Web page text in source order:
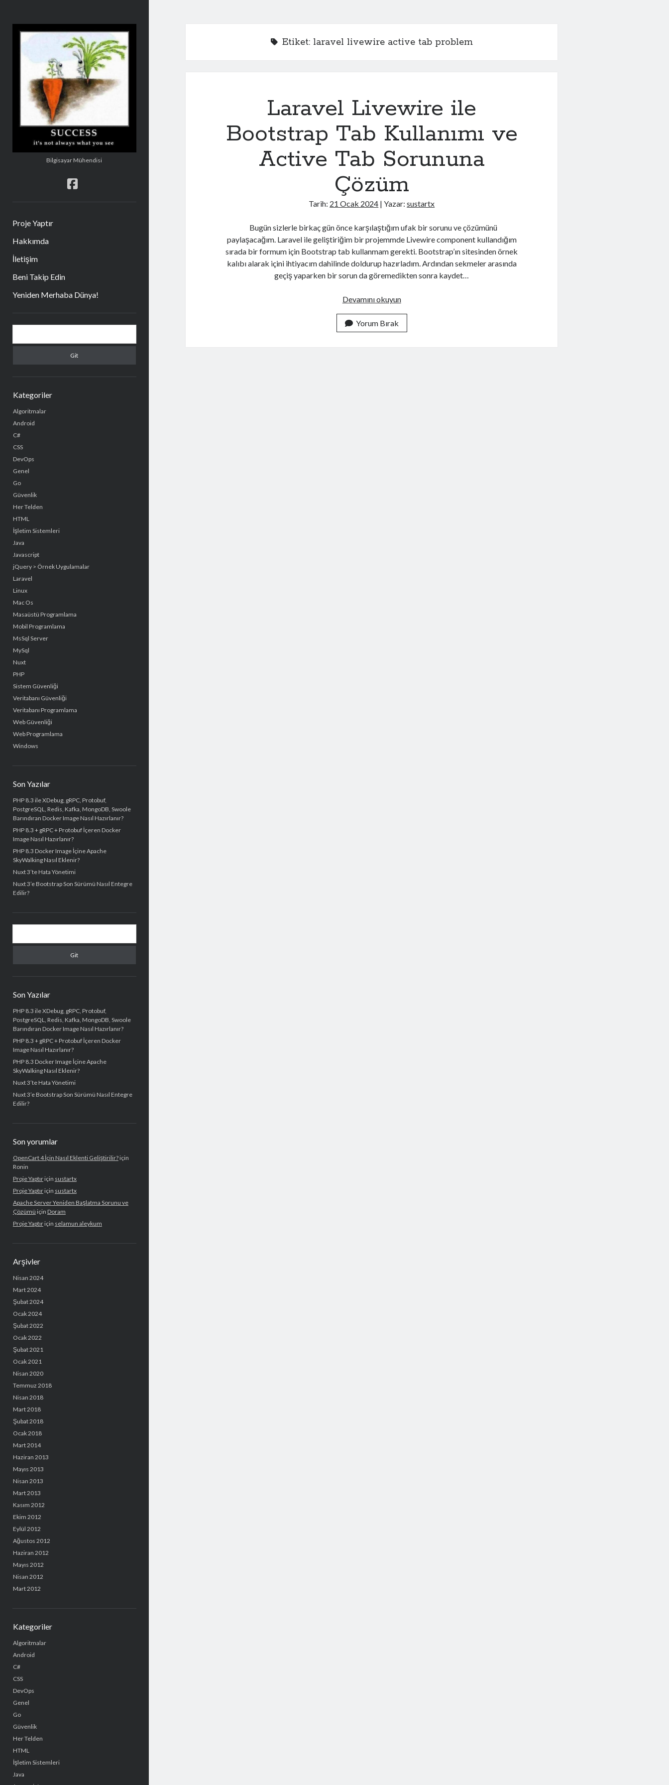
Şakir
Mehmetoğlu
Bilgisayar Mühendisi
facebook
Proje Yaptır
Hakkımda
İletişim
Beni Takip Edin
Yeniden Merhaba Dünya!
Yan
Menü
Kategoriler
Algoritmalar
Android
C#
CSS
DevOps
Genel
Go
Güvenlik
Her Telden
HTML
İşletim Sistemleri
Java
Javascript
jQuery > Örnek Uygulamalar
Laravel
Linux
Mac Os
Masaüstü Programlama
Mobil Programlama
MsSql Server
MySql
Nuxt
PHP
Sistem Güvenliği
Veritabanı Güvenliği
Veritabanı Programlama
Web Güvenliği
Web Programlama
Windows
Son Yazılar
PHP 8.3 ile XDebug, gRPC, Protobuf,
PostgreSQL, Redis, Kafka, MongoDB, Swoole
Barındıran Docker Image Nasıl Hazırlanır?
PHP 8.3 + gRPC + Protobuf İçeren Docker
Image Nasıl Hazırlanır?
PHP 8.3 Docker Image İçine Apache
SkyWalking Nasıl Eklenir?
Nuxt 3’te Hata Yönetimi
Nuxt 3’e Bootstrap Son Sürümü Nasıl Entegre
Edilir?
Son Yazılar
PHP 8.3 ile XDebug, gRPC, Protobuf,
PostgreSQL, Redis, Kafka, MongoDB, Swoole
Barındıran Docker Image Nasıl Hazırlanır?
PHP 8.3 + gRPC + Protobuf İçeren Docker
Image Nasıl Hazırlanır?
PHP 8.3 Docker Image İçine Apache
SkyWalking Nasıl Eklenir?
Nuxt 3’te Hata Yönetimi
Nuxt 3’e Bootstrap Son Sürümü Nasıl Entegre
Edilir?
Son yorumlar
OpenCart 4 İçin Nasıl Eklenti Geliştirilir?için
Ronin
Proje Yaptıriçin sustartx
Proje Yaptıriçin sustartx
Apache Server Yeniden Başlatma Sorunu ve
Çözümü için Doram
Proje Yaptıriçin selamun aleykum
Arşivler
Nisan 2024
Mart 2024
Şubat 2024
Ocak 2024
Şubat 2022
Ocak 2022
Şubat 2021
Ocak 2021
Nisan 2020
Temmuz 2018
Nisan 2018
Mart 2018
Şubat 2018
Ocak 2018
Mart 2014
Haziran 2013
Mayıs 2013
Nisan 2013
Mart 2013
Kasım 2012
Ekim 2012
Eylül 2012
Ağustos 2012
Haziran 2012
Mayıs 2012
Nisan 2012
Mart 2012
Kategoriler
Algoritmalar
Android
C#
CSS
DevOps
Genel
Go
Güvenlik
Her Telden
HTML
İşletim Sistemleri
Java
Etiket: laravel livewire active tab problem
Laravel Livewire ile
Bootstrap Tab Kullanımı ve
Active Tab Sorununa
Çözüm
Tarih: 21 Ocak 2024 | Yazar:sustartx
Bugün sizlerle birkaç gün önce karşılaştığım ufak bir sorunu ve çözümünü
paylaşacağım. Laravel ile geliştiriğim bir projemmde Livewire component kullandığım
sırada bir formum için Bootstrap tab kullanmam gerekti. Bootstrap’ın sitesinden örnek
kalıbı alarak içini ihtiyacım dahilinde doldurup hazırladım. Ardından sekmeler arasında
geçiş yaparken bir sorun da göremedikten sonra kaydet…
Devamını okuyunLaravel
Bootstrap
Yorum Bırak